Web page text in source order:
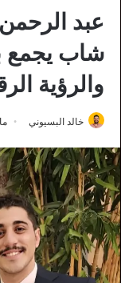
عبد
شاب يجمع
والرؤية
خالد البسيوني مايو